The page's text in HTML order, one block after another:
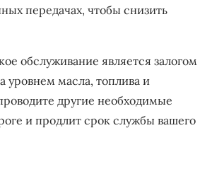
передачах, чтобы снизить
обслуживание является залогом
уровнем масла, топлива и
другие необходимые
и продлит срок службы вашего